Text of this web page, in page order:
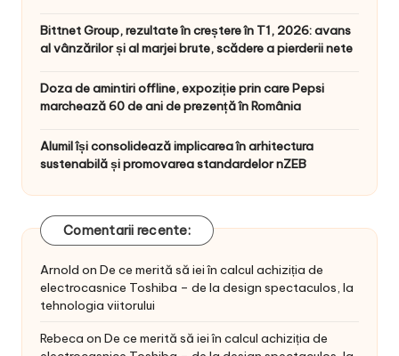
Bittnet Group, rezultate în creștere în T1, 2026: avans
al vânzărilor și al marjei brute, scădere a pierderii nete
Doza de amintiri offline, expoziție prin care Pepsi
marchează 60 de ani de prezență în România
Alumil își consolidează implicarea în arhitectura
sustenabilă și promovarea standardelor nZEB
Comentarii recente:
Arnold on De ce merită să iei în calcul achiziția de
electrocasnice Toshiba – de la design spectaculos, la
tehnologia viitorului
Rebeca on De ce merită să iei în calcul achiziția de